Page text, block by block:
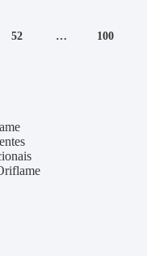
52 … 100